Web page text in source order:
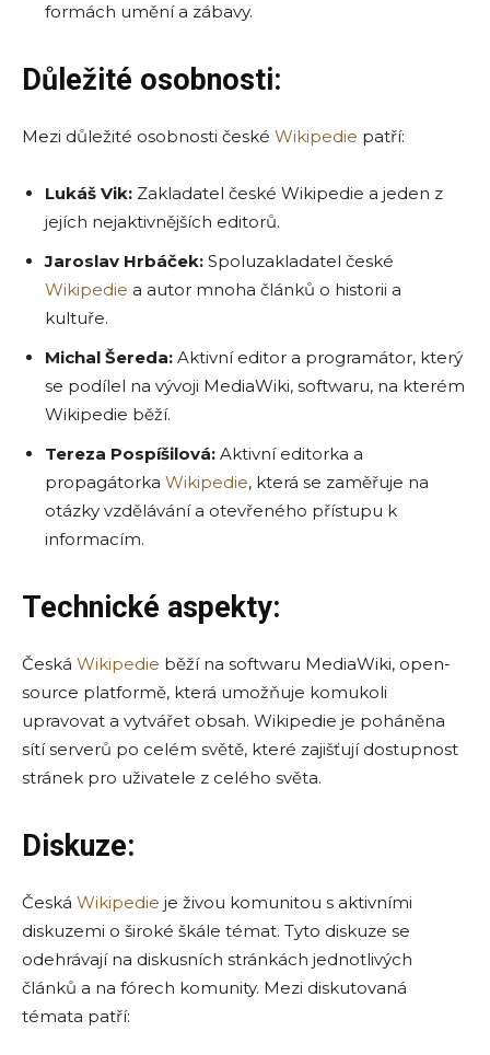
formách umění a zábavy.
Důležité osobnosti:
Mezi důležité osobnosti české Wikipedie patří:
Lukáš Vik: Zakladatel české Wikipedie a jeden z
jejích nejaktivnějších editorů.
Jaroslav Hrbáček: Spoluzakladatel české
Wikipedie a autor mnoha článků o historii a
kultuře.
Michal Šereda: Aktivní editor a programátor, který
se podílel na vývoji MediaWiki, softwaru, na kterém
Wikipedie běží.
Tereza Pospíšilová: Aktivní editorka a
propagátorka Wikipedie, která se zaměřuje na
otázky vzdělávání a otevřeného přístupu k
informacím.
Technické aspekty:
Česká Wikipedie běží na softwaru MediaWiki, open-
source platformě, která umožňuje komukoli
upravovat a vytvářet obsah. Wikipedie je poháněna
sítí serverů po celém světě, které zajišťují dostupnost
stránek pro uživatele z celého světa.
Diskuze:
Česká Wikipedie je živou komunitou s aktivními
diskuzemi o široké škále témat. Tyto diskuze se
odehrávají na diskusních stránkách jednotlivých
článků a na fórech komunity. Mezi diskutovaná
témata patří: